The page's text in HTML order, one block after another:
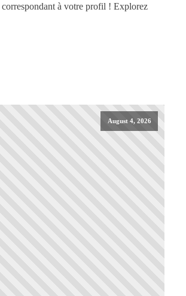
à votre profil ! Explorez
August 4, 2026